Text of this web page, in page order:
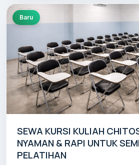
Baru
SEWA KURSI KULIAH
NYAMAN & RAPI UNTUK
PELATIHAN